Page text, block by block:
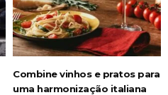
Combine vinhos e pratos para
uma harmonização italiana